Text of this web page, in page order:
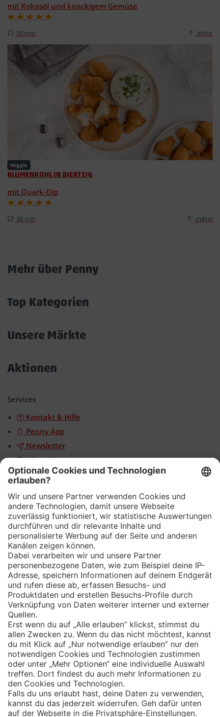
mit Kokosöl und knackigem Gemüse
30 min leicht
Veggie
BLUMENKOHL IN BIERTEIG
mit Quark-Dip
30 min mittel
Mehr über Penny
Top Kategorien
Unsere Märkte
Aktionen
Services
Kontakt & Hilfe
Penny App
Newsletter
WhatsApp
App
Eishockey
Impressum